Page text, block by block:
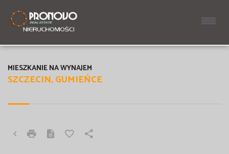
SZCZECIN, GUMIEŃCE
MIESZKANIE NA WYNAJEM